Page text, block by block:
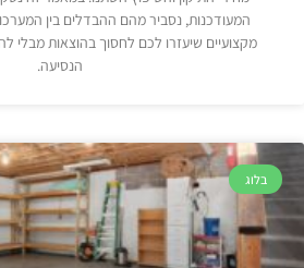
המעודכנות, נסביר מהם ההבדלים בין
מקצועיים שיעזרו לכם לחסוך בהוצאות מבלי
הנסיעה.
בלוג